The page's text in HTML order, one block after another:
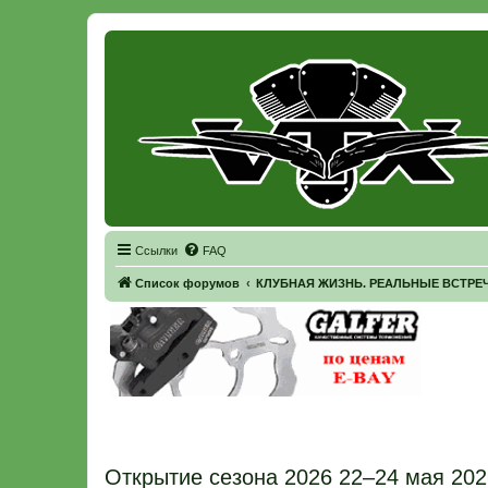
Ссылки FAQ
Список форумов КЛУБНАЯ ЖИЗНЬ. РЕАЛЬНЫЕ
Открытие сезона 2026 22–24 мая